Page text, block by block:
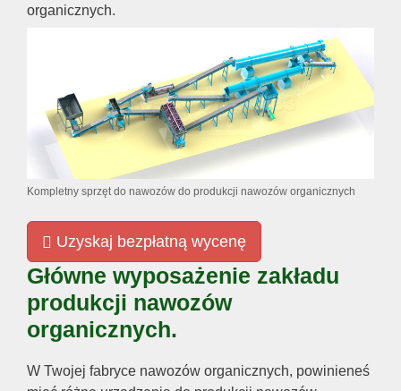
organicznych.
Kompletny sprzęt do nawozów do produkcji nawozów organicznych
Uzyskaj bezpłatną wycenę
Główne wyposażenie zakładu
produkcji nawozów
organicznych.
W Twojej fabryce nawozów organicznych, powinieneś